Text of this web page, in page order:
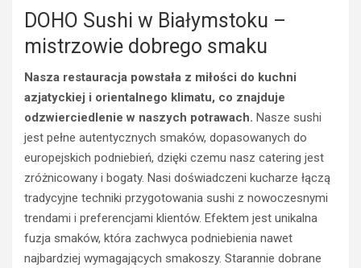
DOHO Sushi w Białymstoku –
mistrzowie dobrego smaku
Nasza restauracja powstała z miłości do kuchni
azjatyckiej i orientalnego klimatu, co znajduje
odzwierciedlenie w naszych potrawach. Nasze sushi
jest pełne autentycznych smaków, dopasowanych do
europejskich podniebień, dzięki czemu nasz catering jest
zróżnicowany i bogaty. Nasi doświadczeni kucharze łączą
tradycyjne techniki przygotowania sushi z nowoczesnymi
trendami i preferencjami klientów. Efektem jest unikalna
fuzja smaków, która zachwyca podniebienia nawet
najbardziej wymagających smakoszy. Starannie dobrane
M
o
y
k
e
r
o
w
c
a
s
ZATRZYMANIA
N
e
z
e
ź
w
y
k